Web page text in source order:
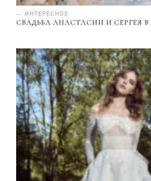
— ИНТЕРЕСНОЕ
СВАДЬБА АНАСТАСИИ И СЕРГЕЯ В